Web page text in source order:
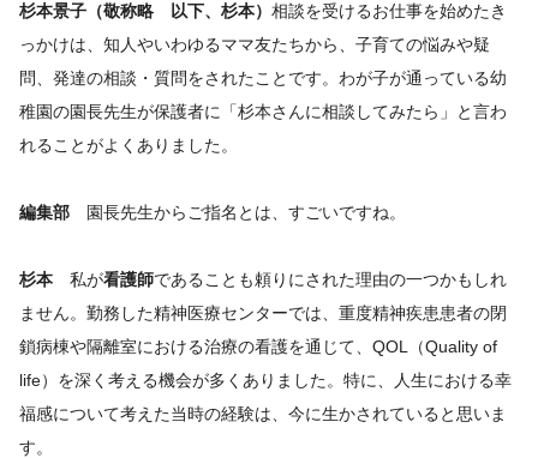
杉本景子（敬称略 以下、杉本） 相談を受けるお仕事を始めたき
っかけは、知人やいわゆるママ友たちから、子育ての悩みや疑
問、発達の相談・質問をされたことです。わが子が通っている幼
稚園の園長先生が保護者に「杉本さんに相談してみたら」と言わ
れることがよくありました。
編集部 園長先生からご指名とは、すごいですね。
杉本 私が看護師であることも頼りにされた理由の一つかもしれ
ません。勤務した精神医療センターでは、重度精神疾患患者の閉
鎖病棟や隔離室における治療の看護を通じて、QOL（Quality of
life）を深く考える機会が多くありました。特に、人生における幸
福感について考えた当時の経験は、今に生かされていると思いま
す。